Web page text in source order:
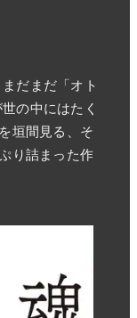
だまだ「オト
の中にはたく
垣間見る、そ
り詰まった作